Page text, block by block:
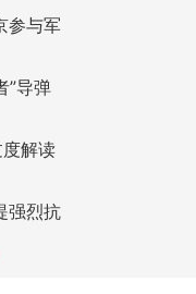
参与军
”导弹
解读
强烈抗